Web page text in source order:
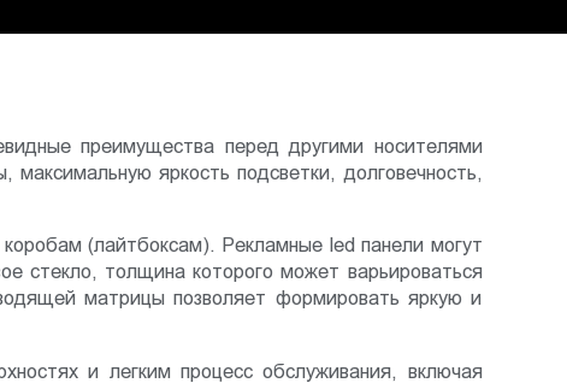
преимущества перед другими носителями
яркость подсветки, долговечность,
(лайтбоксам). Рекламные led панели могут
стекло, толщина которого может варьироваться
матрицы позволяет формировать яркую и
и легким процесс обслуживания, включая